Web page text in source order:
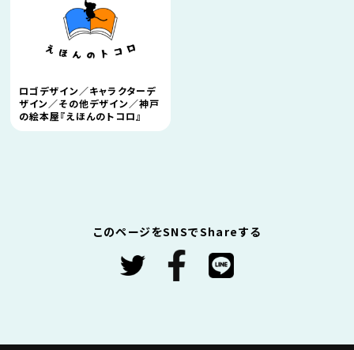
ロゴデザイン／キャラクターデ
ザイン／その他デザイン／神戸
の絵本屋『えほんのトコロ』
このページをSNSでShareする